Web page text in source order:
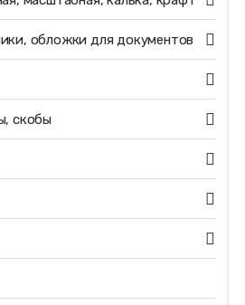
обложки для документов
скобы